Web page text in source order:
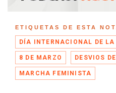
ETIQUETAS DE ESTA
DÍA INTERNACIONAL DE
8 DE MARZO DESVIOS
MARCHA FEMINISTA